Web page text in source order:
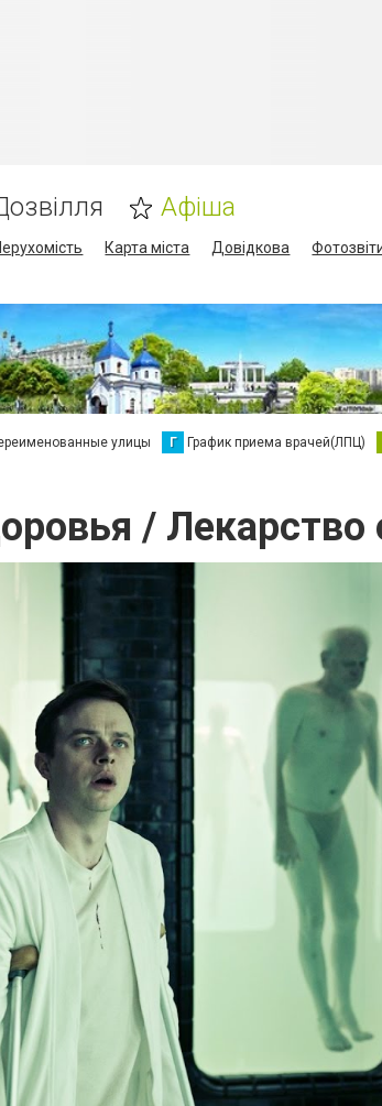
Афіша
Карта міста Довідкова
улицы Г График приема врачей(ЛПЦ)
/ Лекарство